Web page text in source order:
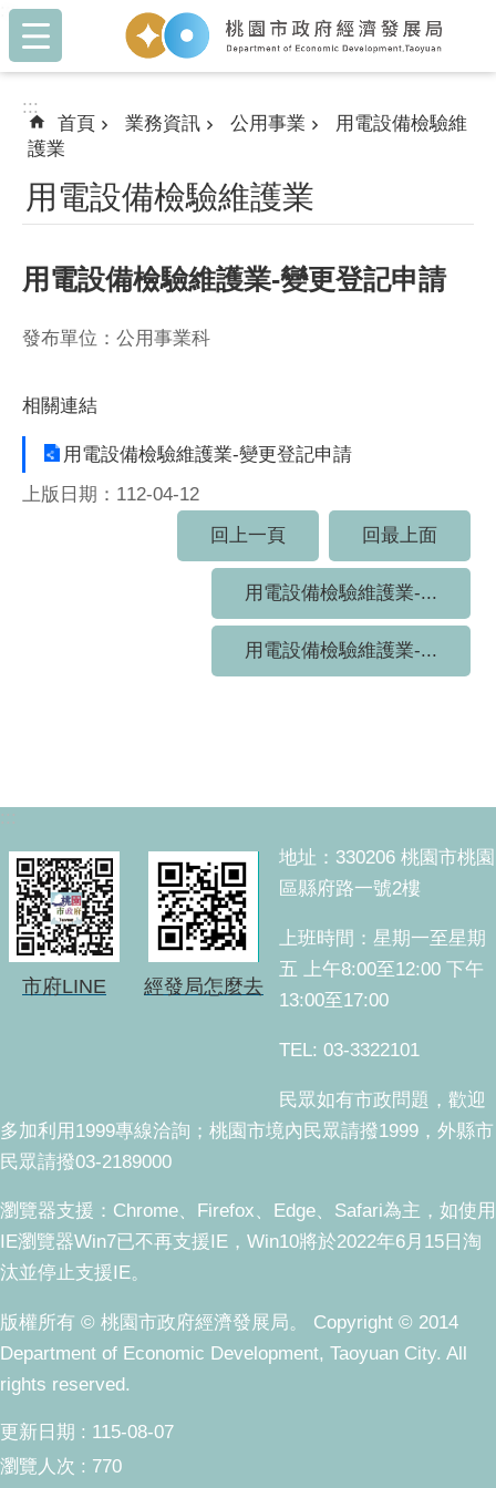
跳到主要內容區塊
:::
:::
首頁 業務資訊 公用事業
用電設備檢驗維
護業
用電設備檢驗維護業
用電設備檢驗維護業-變更登記申請
發布單位：公用事業科
相關連結
用電設備檢驗維護業-變更登記申請
上版日期：112-04-12
回上一頁
回最上面
用電設備檢驗維護業-...
用電設備檢驗維護業-...
:::
市府LINE 經發局怎麼去
地址：330206 桃園市桃園
區縣府路一號2樓
上班時間：星期一至星期
五 上午8:00至12:00 下午
13:00至17:00
TEL: 03-3322101
民眾如有市政問題，歡迎
多加利用1999專線洽詢；桃園市境內民眾請撥1999，外縣市
民眾請撥03-2189000
瀏覽器支援：Chrome、Firefox、Edge、Safari為主，如使用
IE瀏覽器Win7已不再支援IE，Win10將於2022年6月15日淘
汰並停止支援IE。
版權所有 © 桃園市政府經濟發展局。 Copyright © 2014
Department of Economic Development, Taoyuan City. All
rights reserved.
更新日期
115-08-07
瀏覽人次
770